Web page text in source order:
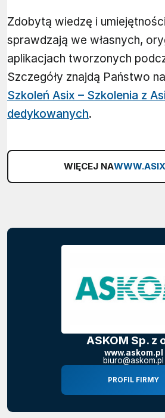
Zdobytą wiedzę i
sprawdzają we własnych,
aplikacjach tworzonych
Szczegóły znajdą Państwo
Szkoleń Asix – Szkolenia z
dedykowanych.
WIĘCEJ NA
ASKOM Sp. z
www.askom.pl
biuro@askom.pl
PROFIL FIRMY